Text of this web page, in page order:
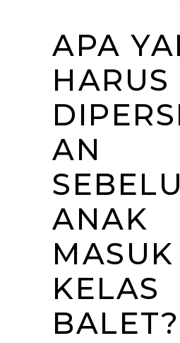
APA
HARUS
AN
ANAK
MASUK
KELAS
BALET?